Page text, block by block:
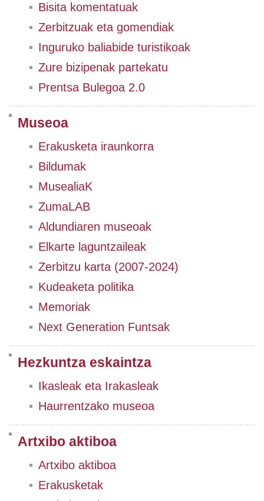
Bisita komentatuak
Zerbitzuak eta gomendiak
Inguruko baliabide turistikoak
Zure bizipenak partekatu
Prentsa Bulegoa 2.0
Museoa
Erakusketa iraunkorra
Bildumak
MusealiaK
ZumaLAB
Aldundiaren museoak
Elkarte laguntzaileak
Zerbitzu karta (2007-2024)
Kudeaketa politika
Memoriak
Next Generation Funtsak
Hezkuntza eskaintza
Ikasleak eta Irakasleak
Haurrentzako museoa
Artxibo aktiboa
Artxibo aktiboa
Erakusketak